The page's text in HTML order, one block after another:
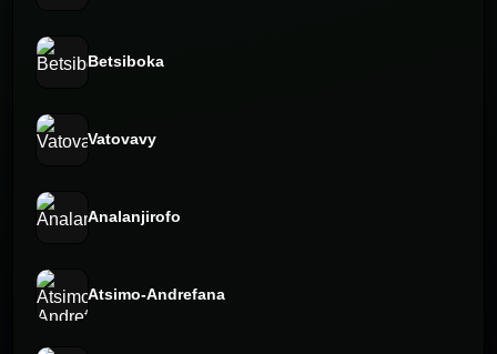
Betsiboka
Vatovavy
Analanjirofo
Atsimo-Andrefana